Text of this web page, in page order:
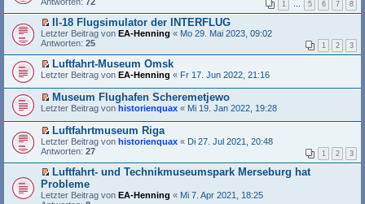
e
i
r
a
g
n
e
r
B
e
i
r
g
l
e
e
n
e
r
B
i
r
a
g
u
n
g
e
l
e
s
e
e
r
B
e
t
r
a
g
e
r
u
n
g
e
l
e
s
n
e
r
B
e
t
r
1 … 5 6 7 8
E
r
e
r
u
n
g
e
s
e
n
e
r
B
Il-18 Flugsimulator der INTERFLUG
Letzter Beitrag von EA-Henning « Mo 29. Mai 2023, 09:02
Antworten: 25 1 2 3
E
s
e
r
u
n
g
s
e
Luftfahrt-Museum Omsk
Letzter Beitrag von EA-Henning « Fr 17. Jun 2022, 21:16
E
s
e
r
u
n
g
e
Museum Flughafen Scheremetjewo
Letzter Beitrag von historienquax « Mi 19. Jan 2022, 19:28
E
r
e
r
u
Luftfahrtmuseum Riga
Letzter Beitrag von historienquax « Di 27. Jul 2021, 20:48
Antworten: 27 1 2 3
E
r
s
Luftfahrt- und Technikmuseumspark Merseburg hat
Probleme
Letzter Beitrag von EA-Henning « Mi 7. Apr 2021, 18:25